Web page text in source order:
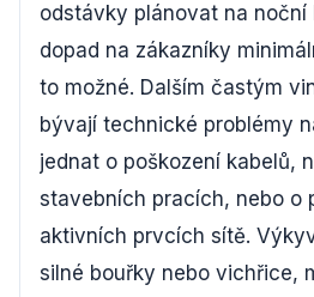
odstávky plánovat na noční
dopad na zákazníky
to možné. Dalším častým
bývají technické problémy
jednat o poškození kabelů,
stavebních pracích, nebo o
aktivních prvcích sítě.
silné bouřky nebo vichřice,